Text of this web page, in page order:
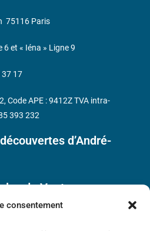
consentement
d’André-
de Vente
75116 Paris
6 et « Iéna » Ligne 9
37 17
Code APE : 9412Z TVA intra-
393 232